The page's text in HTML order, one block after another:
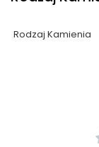
Rodzaj Kamienia